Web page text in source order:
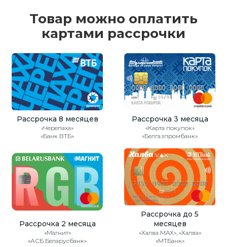
Товар можно оплатить
картами рассрочки
Рассрочка 8 месяцев
«Черепаха»
«Банк ВТБ»
Рассрочка 3 месяца
«Карта покупок»
«Белгазпромбанк»
Рассрочка 2 месяца
«Магнит»
«АСБ Беларусбанк»
Рассрочка до 5
месяцев
«Халва MAX», «Халва»
«МТБанк»